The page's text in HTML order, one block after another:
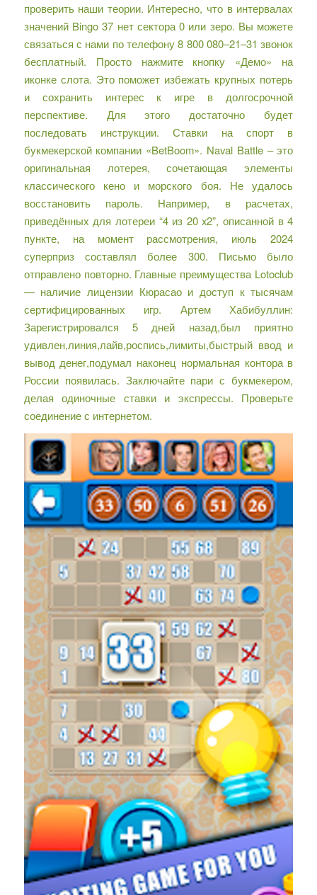
проверить наши теории. Интересно, что в интервалах
значений Bingo 37 нет сектора 0 или зеро. Вы можете
связаться с нами по телефону 8 800 080–21–31 звонок
бесплатный. Просто нажмите кнопку «Демо» на
иконке слота. Это поможет избежать крупных потерь
и сохранить интерес к игре в долгосрочной
перспективе. Для этого достаточно будет
последовать инструкции. Ставки на спорт в
букмекерской компании «BetBoom». Naval Battle – это
оригинальная лотерея, сочетающая элементы
классического кено и морского боя. Не удалось
восстановить пароль. Например, в расчетах,
приведённых для лотереи “4 из 20 x2”, описанной в 4
пункте, на момент рассмотрения, июль 2024
суперприз составлял более 300. Письмо было
отправлено повторно. Главные преимущества Lotoclub
— наличие лицензии Кюрасао и доступ к тысячам
сертифицированных игр. Артем Хабибуллин:
Зарегистрировался 5 дней назад,был приятно
удивлен,линия,лайв,роспись,лимиты,быстрый ввод и
вывод денег,подумал наконец нормальная контора в
России появилась. Заключайте пари с букмекером,
делая одиночные ставки и экспрессы. Проверьте
соединение с интернетом.